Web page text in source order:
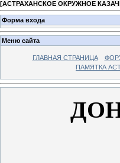
[АСТРАХАНСКОЕ ОКРУЖНОЕ
Форма входа
Меню сайта
ГЛАВНАЯ СТРАНИЦА
ПАМЯТКА